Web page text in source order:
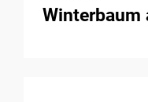
Winterbaum